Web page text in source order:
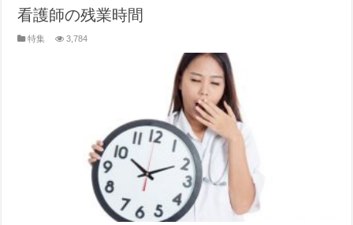
看護師の残業時間
特集 3,784